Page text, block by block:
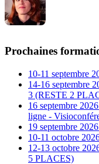
Prochaines
10-11 septembre
14-16 septembre
3 (RESTE 2
16 septembre
ligne -
19 septembre
10-11 octobre
12-13 octobre
5 PLACES)